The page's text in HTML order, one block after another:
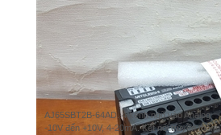
AJ65SBT2B-64AD. 4 kênh ngõ vào Analog
-10V đến +10V, 4-20mA. Kết nối truyền thông